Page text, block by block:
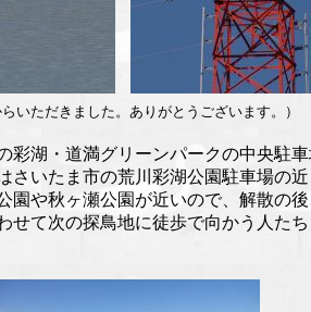
いただきました。ありがとうございます。）
彩湖・道満グリーンパークの中央駐
さいたま市の荒川彩湖公園駐車場の
園や秋ヶ瀬公園が近いので、解散の
せて次の探鳥地に徒歩で向かう人た